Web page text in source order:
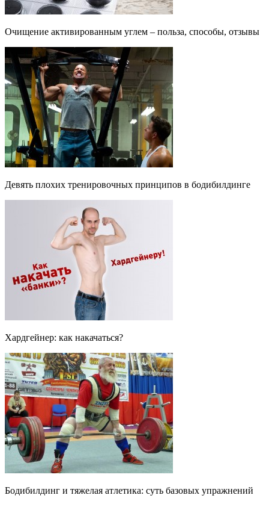
Очищение активированным углем – польза, способы, отзывы
Девять плохих тренировочных принципов в бодибилдинге
Хардгейнер: как накачаться?
Бодибилдинг и тяжелая атлетика: суть базовых упражнений